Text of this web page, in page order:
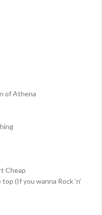
of Athena
Cheap
(If you wanna Rock ‘n’